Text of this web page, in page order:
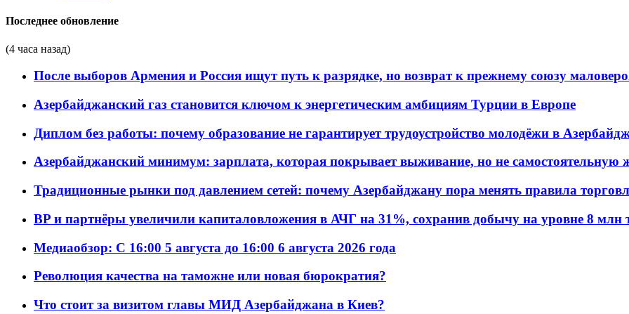
Последнее обновление
(4 часа назад)
После выборов Армения и Россия ищут путь к разрядке, но возврат к прежнему союзу
Азербайджанский газ становится ключом к энергетическим амбициям Турции в Европе
Диплом без работы: почему образование не гарантирует трудоустройство молодёжи в
Азербайджанский минимум: зарплата, которая покрывает выживание, но не самостоятельную
Традиционные рынки под давлением сетей: почему Азербайджану пора менять правила
BP и партнёры увеличили капиталовложения в АЧГ на 31%, сохранив добычу на уровне 8 млн
Медиаобзор: С 16:00 5 августа до 16:00 6 августа 2026 года
Революция качества на таможне или новая бюрократия?
Что стоит за визитом главы МИД Азербайджана в Киев?